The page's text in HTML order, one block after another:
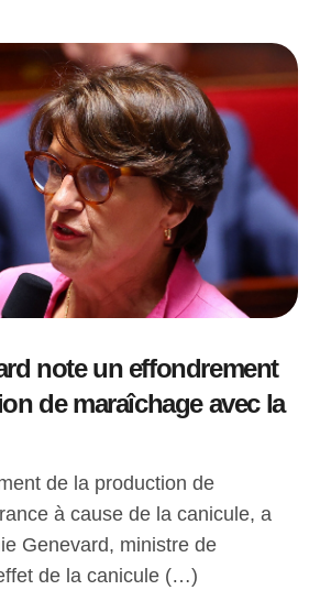
note un effondrement
de maraîchage avec la
de la production de
à cause de la canicule, a
Genevard, ministre de
de la canicule (…)